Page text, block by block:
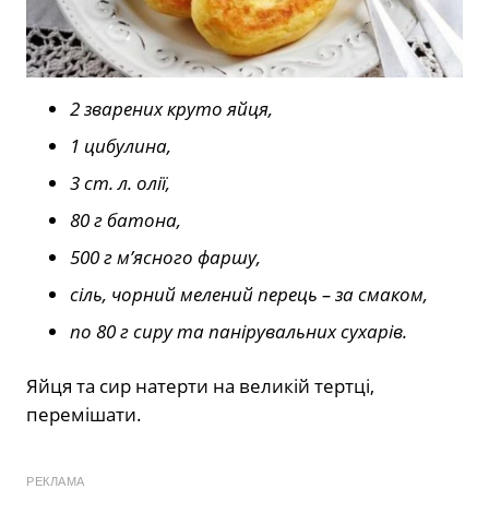
2 зварених круто яйця,
1 цибулина,
3 ст. л. олії,
80 г батона,
500 г м’ясного фаршу,
сіль, чорний мелений перець – за смаком,
по 80 г сиру та панірувальних сухарів.
Яйця та сир натерти на великій тертці,
перемішати.
РЕКЛАМА